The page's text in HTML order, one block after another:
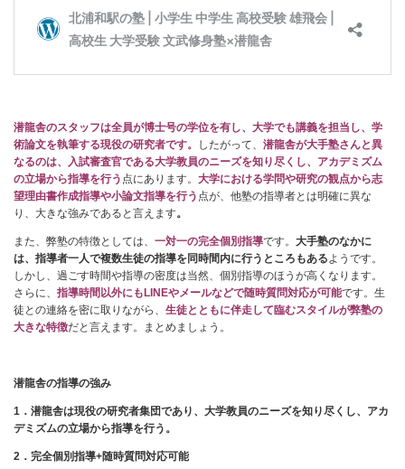
潜龍舎のスタッフは全員が博士号の学位を有し、大学でも講義を担当し、学
術論文を執筆する現役の研究者です。
したがって、 潜龍舎が大手塾さんと異
なるのは、入試審査官である大学教員のニーズを知り尽くし、アカデミズム
の立場から指導を行う 点にあります。 大学における学問や研究の観点から志
望理由書作成指導や小論文指導を行う 点が、他塾の指導者とは明確に異な
り、大きな強みであると言えます。
また、弊塾の特徴としては、 一対一の完全個別指導です。 大手塾のなかに
は、指導者一人で複数生徒の指導を同時間内に行うところもあるようです。
しかし、過ごす時間や指導の密度は当然、個別指導のほうが高くなります。
さらに、 指導時間以外にもLINEやメールなどで随時質問対応が可能です。生
徒との連絡を密に取りながら、 生徒とともに伴走して臨むスタイルが弊塾の
大きな特徴だと言えます。まとめましょう。
潜龍舎の指導の強み
1 ．潜龍舎は現役の研究者集団であり、大学教員のニーズを知り尽くし、アカ
デミズムの立場から指導を行う。
2 ．完全個別指導+随時質問対応可能